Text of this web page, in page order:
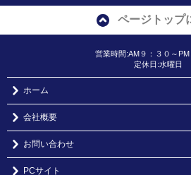
ページトップ
営業時間:AM９：３０～PM
定休日:水曜日
ホーム
会社概要
お問い合わせ
PCサイト